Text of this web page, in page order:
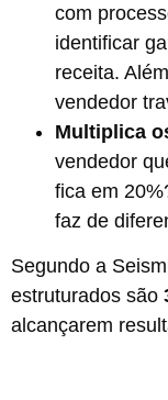
com
identificar
receita.
vendedor
Multiplica
vendedor
fica em
faz de
Segundo a
estruturados são
alcançarem